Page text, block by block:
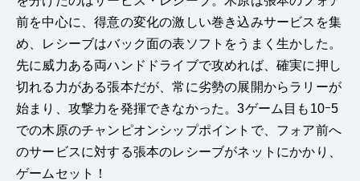
前を中心に、得意の変化の激しい巻き込みサービスを集
め、レシーブはバック面の表ソフトをうまく生かした。
先に威力ある両ハンドドライブで攻めれば、確実に押し
切れる力がある張本だが、常に劣勢の展開からラリーが
始まり、攻撃力を発揮できなかった。3ゲーム目も10ｰ5
での木原のチャンピオンシップポイントで、フォア前へ
のサービスに対する張本のレシーブがネットにかかり、
ゲームセット！